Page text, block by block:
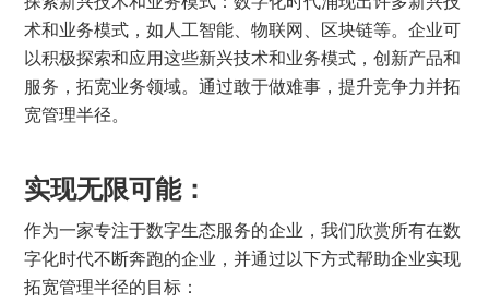
术和业务模式，如人工智能、物联网、区块链等。企业可
以积极探索和应用这些新兴技术和业务模式，创新产品和
服务，拓宽业务领域。通过敢于做难事，提升竞争力并拓
宽管理半径。
实现无限可能：
作为一家专注于数字生态服务的企业，我们欣赏所有在数
字化时代不断奔跑的企业，并通过以下方式帮助企业实现
拓宽管理半径的目标：